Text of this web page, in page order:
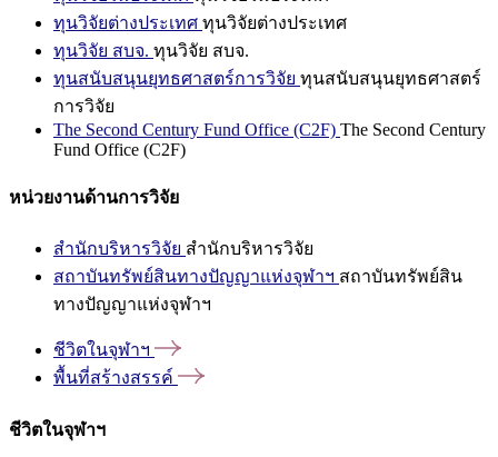
ทุนวิจัยต่างประเทศ ทุนวิจัยต่างประเทศ
ทุนวิจัย สบจ. ทุนวิจัย สบจ.
ทุนสนับสนุนยุทธศาสตร์การวิจัย ทุนสนับสนุนยุทธศาสตร์
การวิจัย
The Second Century Fund Office (C2F) The Second Century
Fund Office (C2F)
หน่วยงานด้านการวิจัย
สำนักบริหารวิจัย สำนักบริหารวิจัย
สถาบันทรัพย์สินทางปัญญาแห่งจุฬาฯ สถาบันทรัพย์สิน
ทางปัญญาแห่งจุฬาฯ
ชีวิตในจุฬาฯ
พื้นที่สร้างสรรค์
ชีวิตในจุฬาฯ